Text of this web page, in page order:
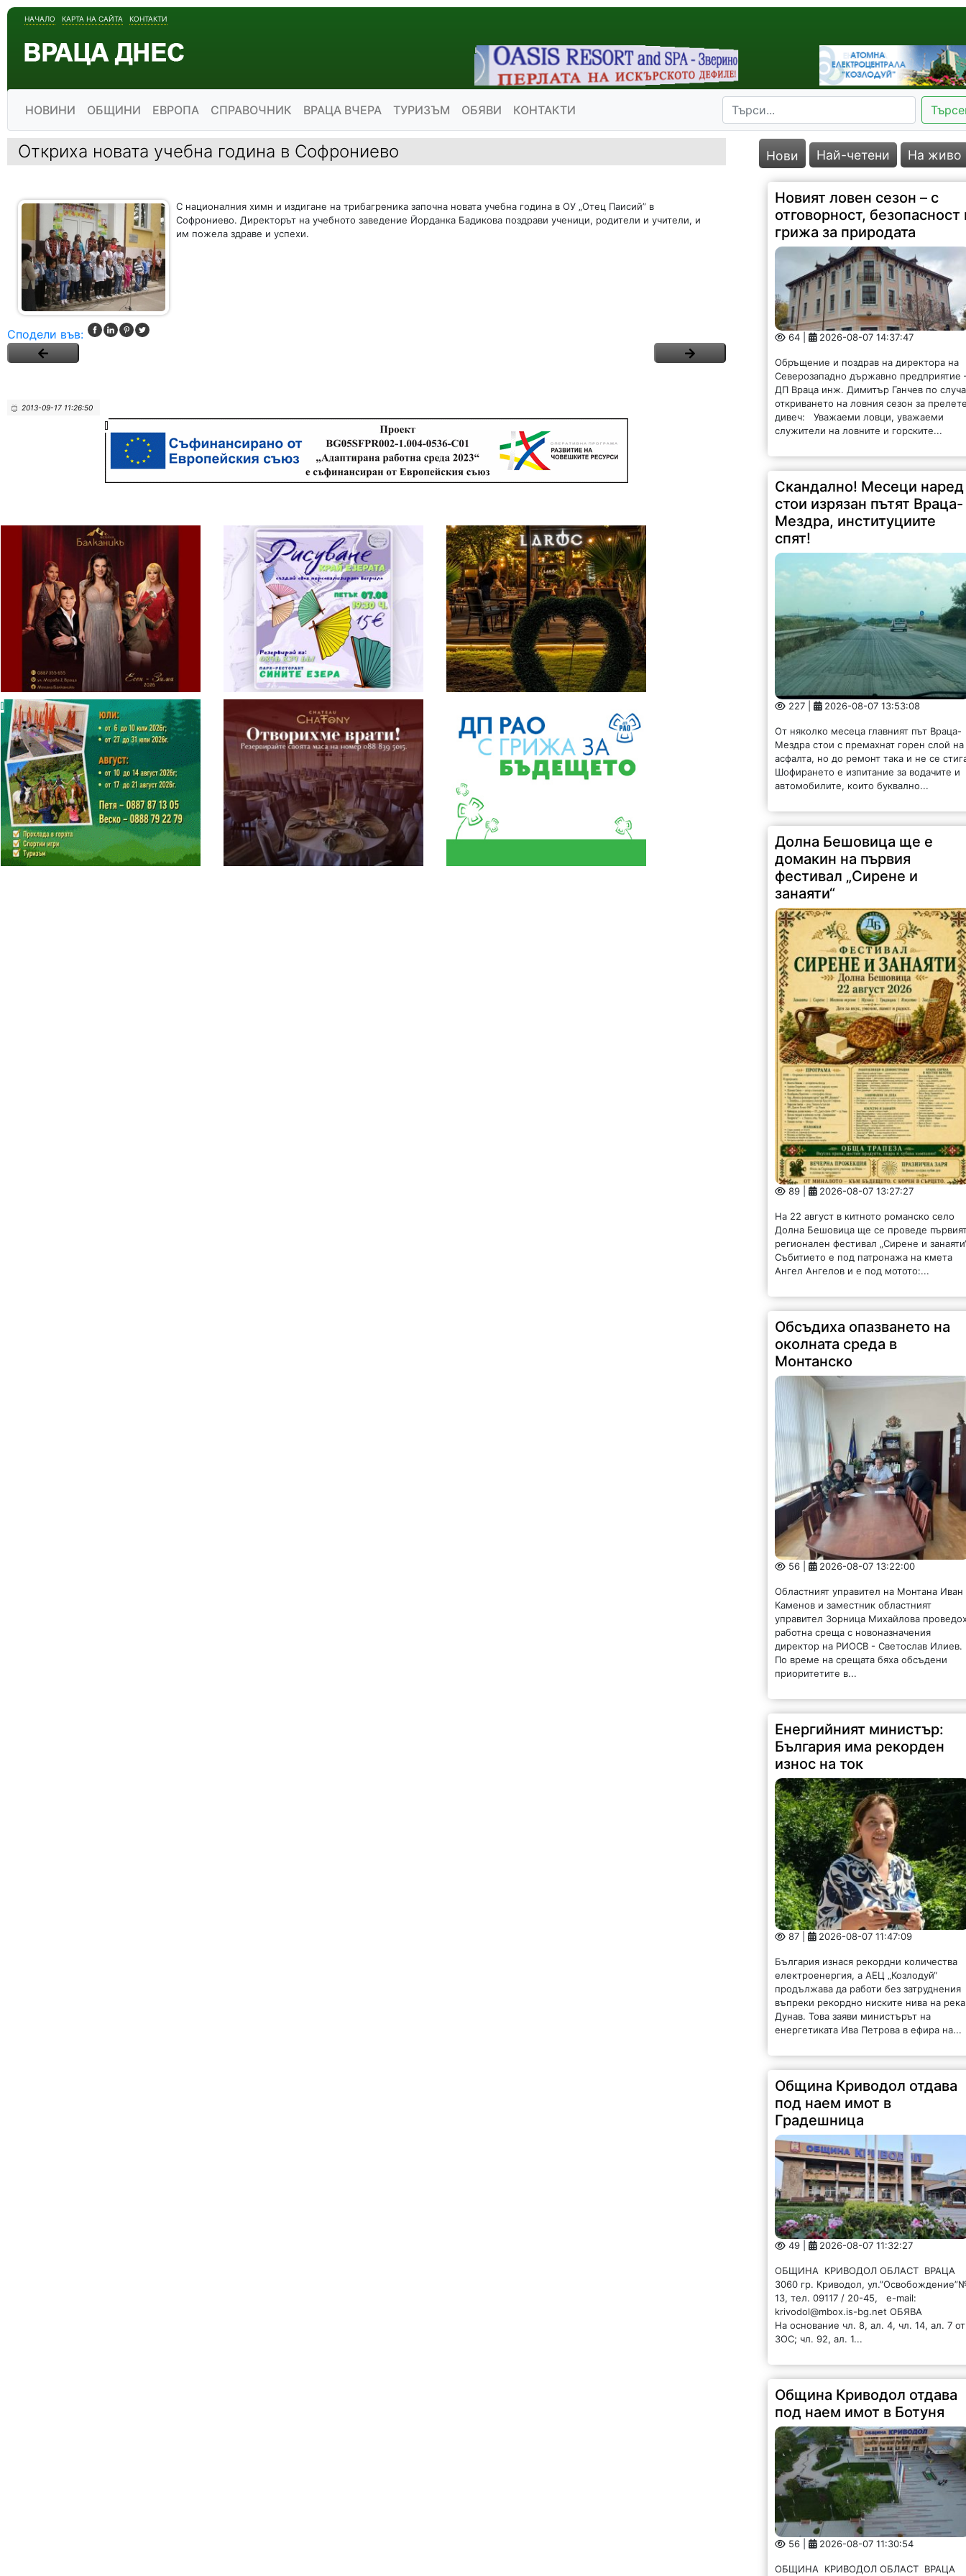
НАЧАЛО КАРТА НА САЙТА КОНТАКТИ
НОВИНИ ОБЩИНИ ЕВРОПА СПРАВОЧНИК ВРАЦА ВЧЕРА ТУРИЗЪМ ОБЯВИ КОНТАКТИ
Откриха новата учебна година в Софрониево
С националния химн и издигане на трибагреника започна новата учебна година в ОУ „Отец Паисий” в
Софрониево. Директорът на учебното заведение Йорданка Бадикова поздрави ученици, родители и учители, и
им пожела здраве и успехи.
Сподели във:
2013-09-17 11:26:50
Нови Най-четени На живо
Новият ловен сезон – с
отговорност, безопасност
грижа за природата
64 | 2026-08-07 14:37:47
Обръщение и поздрав на директора на
Северозападно държавно предприятие
ДП Враца инж. Димитър Ганчев по
откриването на ловния сезон за
дивеч: Уважаеми ловци, уважаеми
служители на ловните и горските...
Скандално! Месеци наред
стои изрязан пътят Враца-
Мездра, институциите
спят!
227 | 2026-08-07 13:53:08
От няколко месеца главният път Враца-
Мездра стои с премахнат горен слой на
асфалта, но до ремонт така и не се
Шофирането е изпитание за водачите и
автомобилите, които буквално...
Долна Бешовица ще е
домакин на първия
фестивал „Сирене и
занаяти“
89 | 2026-08-07 13:27:27
На 22 август в китното романско село
Долна Бешовица ще се проведе
регионален фестивал „Сирене и
Събитието е под патронажа на кмета
Ангел Ангелов и е под мотото:...
Обсъдиха опазването на
околната среда в
Монтанско
56 | 2026-08-07 13:22:00
Областният управител на Монтана Иван
Каменов и заместник областният
управител Зорница Михайлова
работна среща с новоназначения
директор на РИОСВ - Светослав Илиев.
По време на срещата бяха обсъдени
приоритетите в...
Енергийният министър:
България има рекорден
износ на ток
87 | 2026-08-07 11:47:09
България изнася рекордни количества
електроенергия, а АЕЦ „Козлодуй“
продължава да работи без затруднения
въпреки рекордно ниските нива на река
Дунав. Това заяви министърът на
енергетиката Ива Петрова в ефира на...
Община Криводол отдава
под наем имот в
Градешница
49 | 2026-08-07 11:32:27
ОБЩИНА КРИВОДОЛ ОБЛАСТ ВРАЦА
3060 гр. Криводол,
13, тел. 09117 / 20-45, e-mail:
krivodol@mbox.is-bg.net ОБЯВА
На основание чл. 8, ал. 4, чл. 14, ал. 7 от
ЗОС; чл. 92, ал. 1...
Община Криводол отдава
под наем имот в Ботуня
56 | 2026-08-07 11:30:54
ОБЩИНА КРИВОДОЛ ОБЛАСТ ВРАЦА